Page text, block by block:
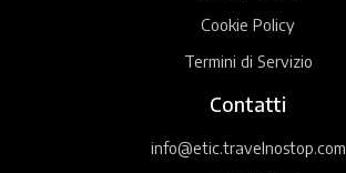
Cookie Policy
Termini di Servizio
Contatti
info@etic.travelnostop.com